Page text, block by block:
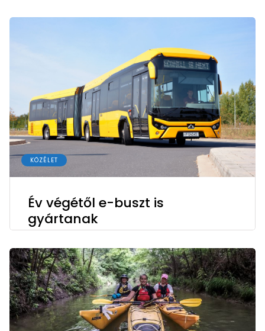
KÖZÉLET
Év végétől e-buszt is
gyártanak